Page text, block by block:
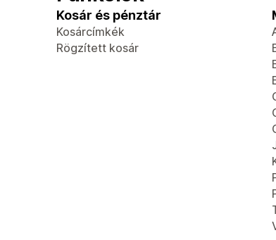
Kosár és pénztár
Kosárcímkék
Rögzített kosár